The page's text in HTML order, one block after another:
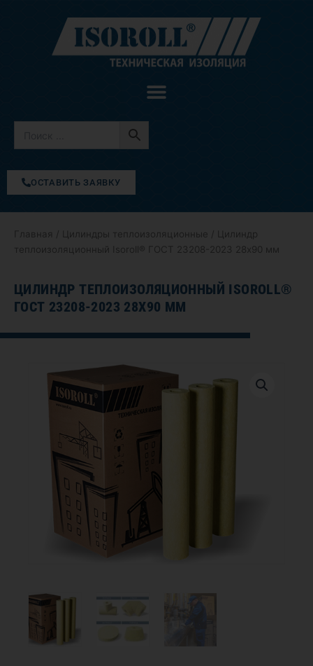
содержимому
ОСТАВИТЬ ЗАЯВКУ
Главная Цилиндры теплоизоляционные / Цилиндр
теплоизоляционный Isoroll® ГОСТ 23208-2023 28х90 мм
ЦИЛИНДР ТЕПЛОИЗОЛЯЦИОННЫЙ ISOROLL®
ГОСТ 23208-2023 28Х90 ММ